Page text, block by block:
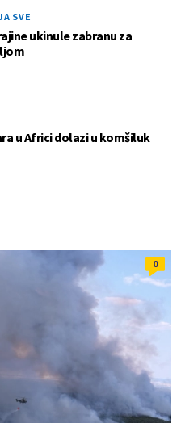
SVE
ukinule zabranu za
u Africi dolazi u komšiluk
0